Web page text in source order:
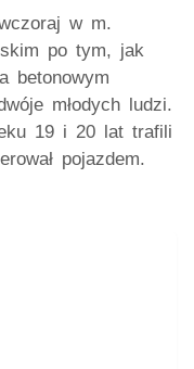
w m.
po tym, jak
betonowym
młodych ludzi.
19 i 20 lat trafili
pojazdem.